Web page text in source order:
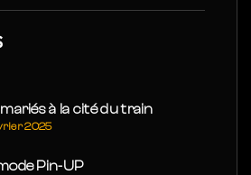
à la cité du train
2025
Pin-UP